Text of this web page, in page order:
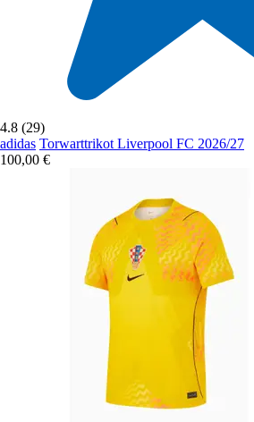
4.8 (29)
adidas Torwarttrikot Liverpool FC 2026/27
100,00 €